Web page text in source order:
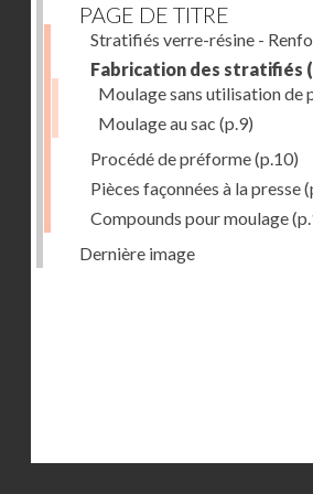
PAGE DE TITRE
Stratifiés verre-résine -
Fabrication des stratifiés
Moulage sans utilisation de
Moulage au sac (p.9)
Procédé de préforme(p.10)
Pièces façonnées à la presse
Compounds pour moulage
Dernière image